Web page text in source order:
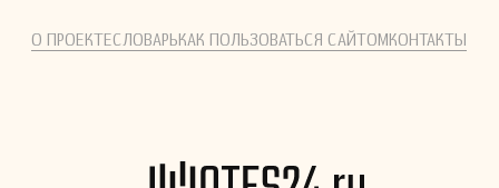
О ПРОЕКТЕСЛОВАРЬКАК ПОЛЬЗОВАТЬСЯ САЙТОМКОНТАКТЫ